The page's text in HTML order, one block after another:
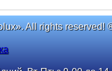
All rights reserved!